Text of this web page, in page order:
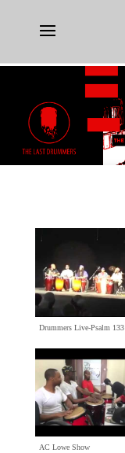
Drummers Live-Psalm 133
AC Lowe Show